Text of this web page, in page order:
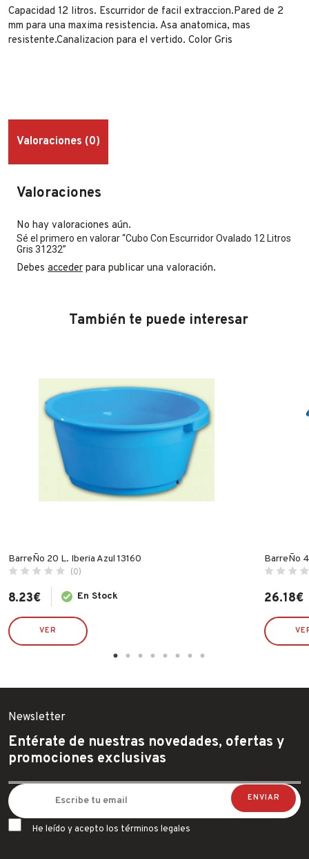
Capacidad 12 litros. Escurridor de facil extraccion.Pared de 2
mm para una maxima resistencia. Asa anatomica, mas
resistente.Canalizacion para el vertido. Color Gris
Valoraciones (0)
Valoraciones
No hay valoraciones aún.
Sé el primero en valorar “Cubo Con Escurridor Ovalado 12 Litros
Gris 31232”
Debes acceder para publicar una valoración.
También te puede interesar
BarreÑo 20 L. Iberia Azul 13160
(0)
8.23€ En Stock
VER
BarreÑo
26.18€
Newsletter
Entérate de nuestras novedades, ofertas y
promociones exclusivas
He leído y acepto los términos legales